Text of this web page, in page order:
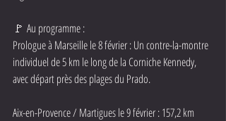
🚩 Au programme :
Prologue à Marseille le 8 février : Un contre-la-montre
individuel de 5 km le long de la Corniche Kennedy,
avec départ près des plages du Prado.
Aix-en-Provence / Martigues le 9 février : 157,2 km